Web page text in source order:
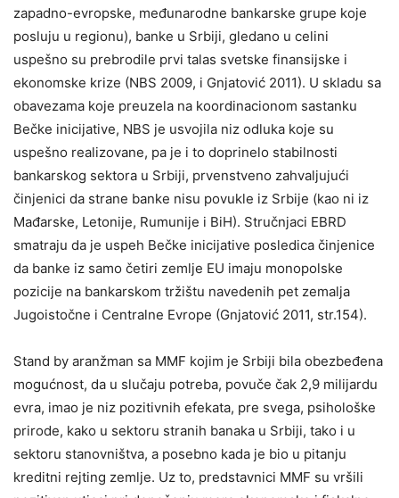
zapadno-evropske, međunarodne bankarske grupe koje
posluju u regionu), banke u Srbiji, gledano u celini
uspešno su prebrodile prvi talas svetske finansijske i
ekonomske krize (NBS 2009, i Gnjatović 2011). U skladu sa
obavezama koje preuzela na koordinacionom sastanku
Bečke inicijative, NBS je usvojila niz odluka koje su
uspešno realizovane, pa je i to doprinelo stabilnosti
bankarskog sektora u Srbiji, prvenstveno zahvaljujući
činjenici da strane banke nisu povukle iz Srbije (kao ni iz
Mađarske, Letonije, Rumunije i BiH). Stručnjaci EBRD
smatraju da je uspeh Bečke inicijative posledica činjenice
da banke iz samo četiri zemlje EU imaju monopolske
pozicije na bankarskom tržištu navedenih pet zemalja
Jugoistočne i Centralne Evrope (Gnjatović 2011, str.154).
Stand by aranžman sa MMF kojim je Srbiji bila obezbeđena
mogućnost, da u slučaju potreba, povuče čak 2,9 milijardu
evra, imao je niz pozitivnih efekata, pre svega, psihološke
prirode, kako u sektoru stranih banaka u Srbiji, tako i u
sektoru stanovništva, a posebno kada je bio u pitanju
kreditni rejting zemlje. Uz to, predstavnici MMF su vršili